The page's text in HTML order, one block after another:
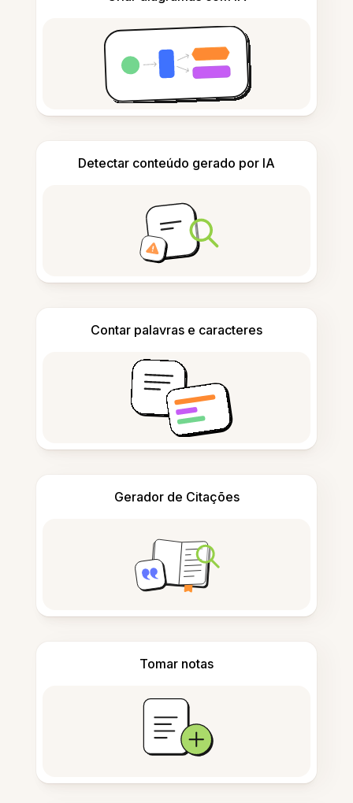
Detectar conteúdo gerado por IA
Contar palavras e caracteres
Gerador de Citações
Tomar notas